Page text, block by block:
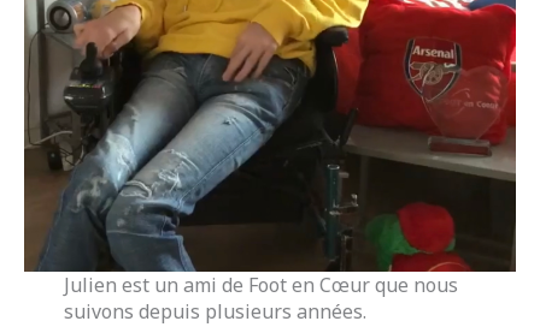
Julien est un ami de Foot en Cœur que nous
suivons depuis plusieurs années.